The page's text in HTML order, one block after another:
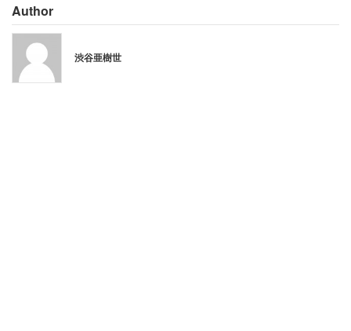
会計を済ませて店を出ると、親友とこんなやり取りをしな
がら家路に着いたという。
Author
渋谷亜樹世